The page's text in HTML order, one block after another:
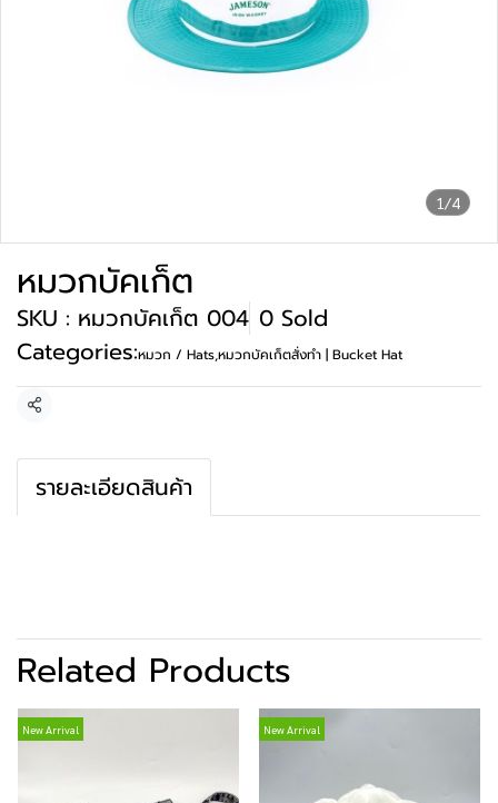
1/4
หมวกบัคเก็ต
SKU : หมวกบัคเก็ต 004 0 Sold
Categories:หมวก / Hats,หมวกบัคเก็ตสั่งทำ | Bucket Hat
Share
รายละเอียดสินค้า
Related Products
New Arrival New Arrival